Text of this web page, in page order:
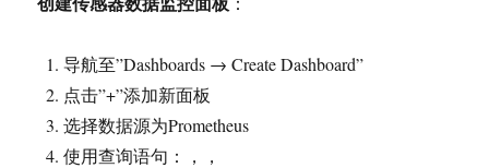
导航至”Dashboards → Create Dashboard”
点击”+”添加新面板
选择数据源为Prometheus
使用查询语句：，，